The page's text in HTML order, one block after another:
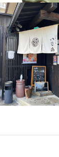
、カジュアルに
、カジュアルに